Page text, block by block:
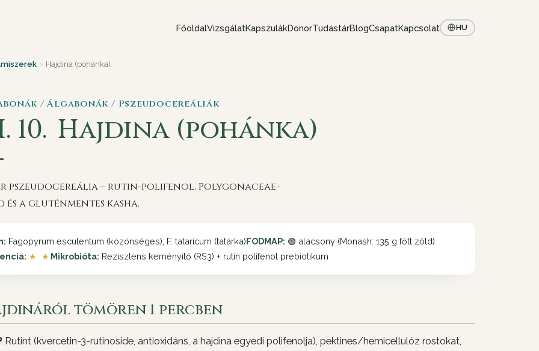
FőoldalVizsgálatKapszulákDonorTudástárBlogCsapatKapcsolat HU
› Hajdina (pohánka)
/ Álgabonák / Pszeudocereáliák
10. Hajdina (pohánka)
pszeudocereália – rutin-polifenol, Polygonaceae-
és a gluténmentes kasha.
Fagopyrum esculentum (közönséges); F. tataricum (tatárka)FODMAP: 🟢 alacsony (Monash: 135 g főtt zöld)
★ ★ Mikrobióta: Rezisztens keményítő (RS3) + rutin polifenol prebiotikum
tömören 1 percben
Rutint (kvercetin-3-rutinoside, antioxidáns, a hajdina egyedi polifenolja), pektines/hemicellulóz rostokat,